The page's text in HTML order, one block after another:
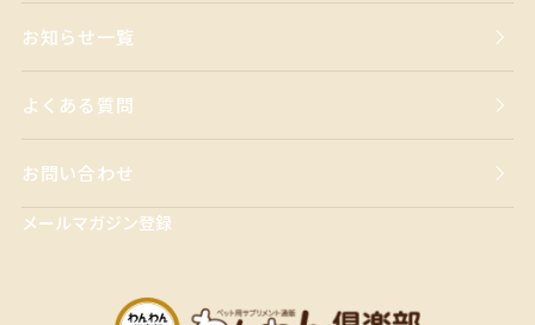
お知らせ一覧
よくある質問
お問い合わせ
メールマガジン登録